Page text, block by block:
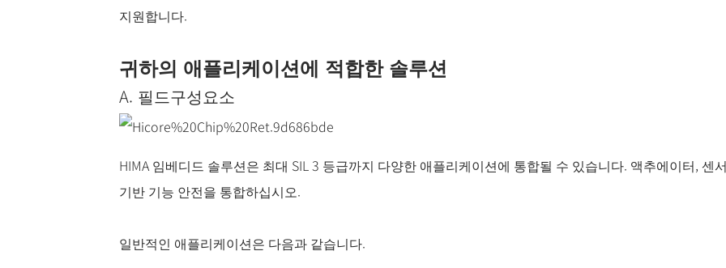
지원합니다.
귀하의 애플리케이션에 적합한 솔루션
A. 필드구성요소
HIMA 임베디드 솔루션은 최대 SIL 3 등급까지 다양한 애플리케이션에 통합될 수 있습니다. 액추에이터, 센
기반 기능 안전을 통합하십시오.
일반적인 애플리케이션은 다음과 같습니다.